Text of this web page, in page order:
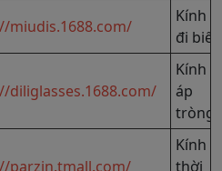
miudis.1688.com/
Kính
đi biển
diliglasses.1688.com/
Kính
áp
tròng
parzin.tmall.com/
Kính
thời